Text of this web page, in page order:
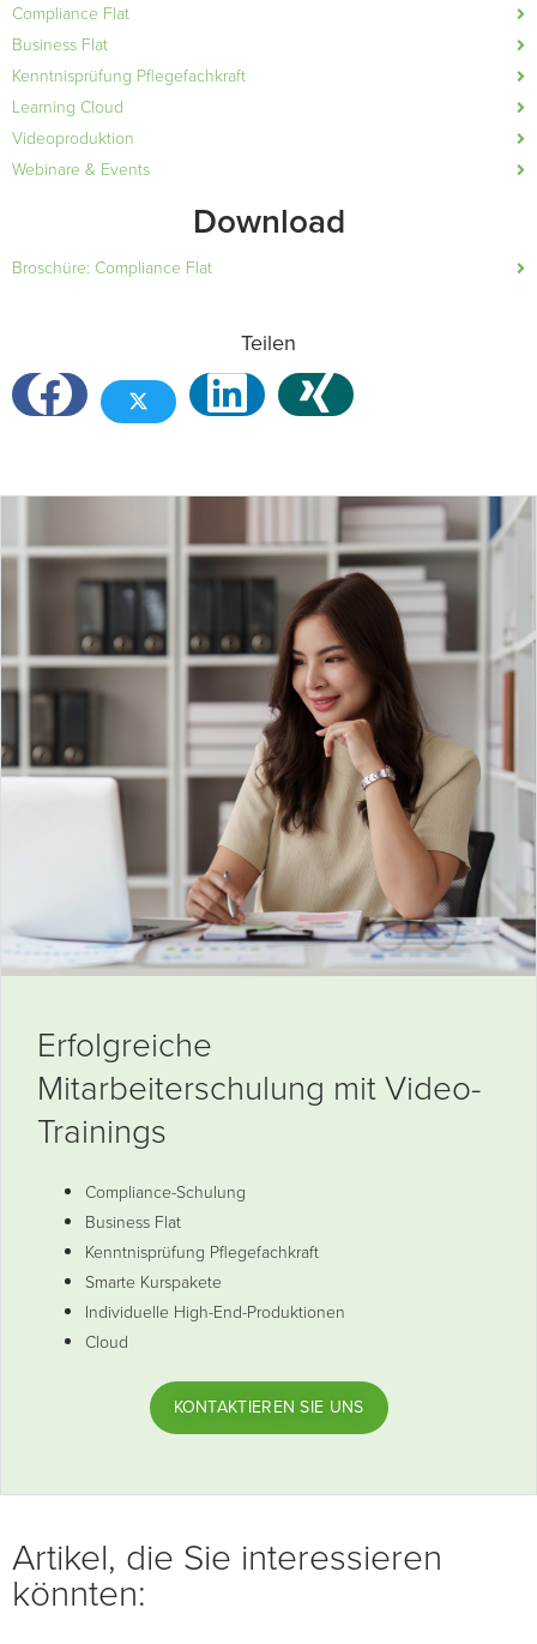
Compliance Flat
Business Flat
Kenntnisprüfung Pflegefachkraft
Learning Cloud
Videoproduktion
Webinare & Events
Download
Broschüre: Compliance Flat
Teilen
Erfolgreiche
Mitarbeiterschulung mit Video-
Trainings
Compliance-Schulung
Business Flat
Kenntnisprüfung Pflegefachkraft
Smarte Kurspakete
Individuelle High-End-Produktionen
Cloud
KONTAKTIEREN SIE UNS
Artikel, die Sie interessieren
könnten: